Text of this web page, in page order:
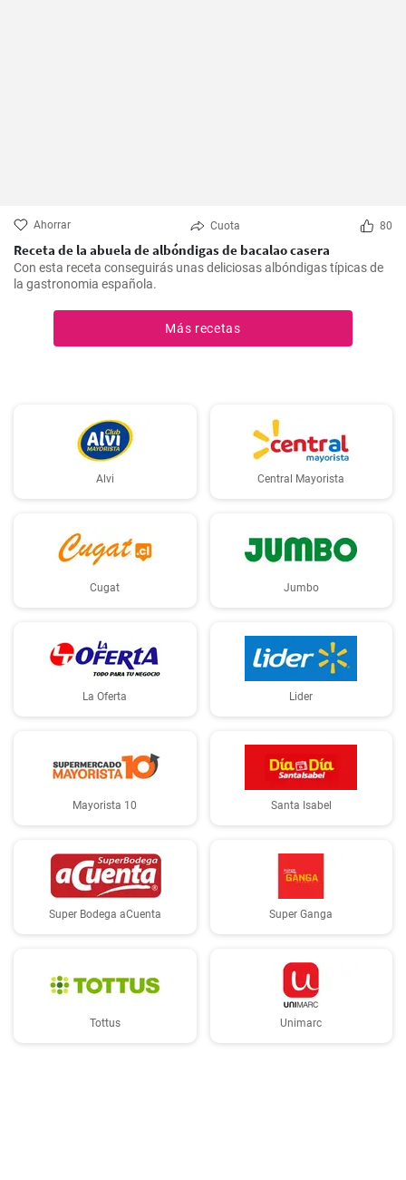
Ahorrar Cuota 80
Receta de la abuela de albóndigas de bacalao casera
Con esta receta conseguirás unas deliciosas albóndigas típicas de
la gastronomia española.
Más recetas
Alvi Central Mayorista
Cugat Jumbo
La Oferta Lider
Mayorista 10 Santa Isabel
Super Bodega aCuenta Super Ganga
Tottus Unimarc